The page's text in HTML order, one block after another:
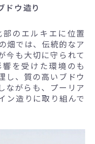
ドウ造り
のエルキエに位置
畑では、伝統的なア
今も大切に守られて
を受けた環境のも
し、質の高いブドウ
ながらも、プーリア
ン造りに取り組んで